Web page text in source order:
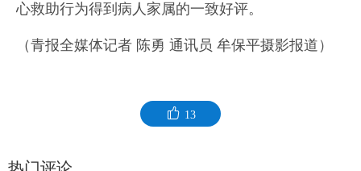
心救助行为得到病人家属的一致好评。
（青报全媒体记者 陈勇 通讯员 牟保平摄影报道）
13